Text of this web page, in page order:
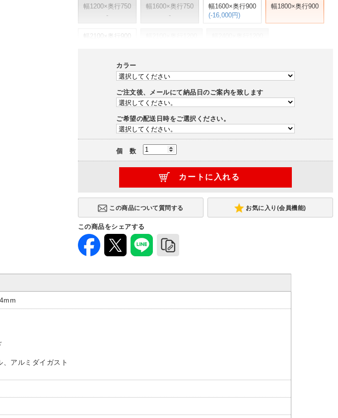
幅1200×奥行750
-
幅1600×奥行750
-
幅1600×奥行900
(-16,000円)
幅1800×奥行900
幅2100×奥行900
幅2400×奥行1800
(+10,000円)
(-32,400円)
カラー
ご注文後、メールにて納品日のご案内を致します
ご希望の配送日時をご選択ください。
個 数
お気に入り(会員機能)
この商品をシェアする
、アルミダイガスト